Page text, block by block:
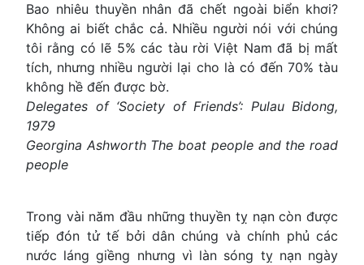
Bao nhiêu thuyền nhân đã chết ngoài biển khơi?
Không ai biết chắc cả. Nhiều người nói với chúng
tôi rằng có lẽ 5% các tàu rời Việt Nam đã bị mất
tích, nhưng nhiều người lại cho là có đến 70% tàu
không hề đến được bờ.
Delegates of ‘Society of Friends’: Pulau Bidong,
1979
Georgina Ashworth The boat people and the road
people
Trong vài năm đầu những thuyền tỵ nạn còn được
tiếp đón tử tế bởi dân chúng và chính phủ các
nước láng giềng nhưng vì làn sóng tỵ nạn ngày